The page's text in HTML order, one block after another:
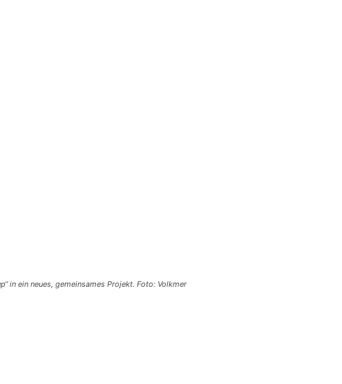
in ein neues, gemeinsames Projekt. Foto: Volkmer